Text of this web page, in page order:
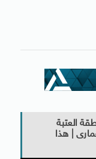
العتبة
| هذا